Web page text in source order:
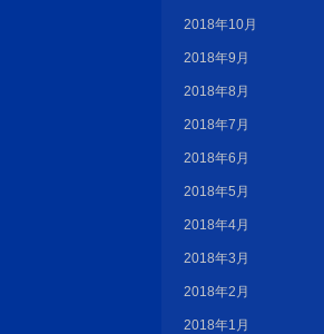
2018年10月
2018年9月
2018年8月
2018年7月
2018年6月
2018年5月
2018年4月
2018年3月
2018年2月
2018年1月